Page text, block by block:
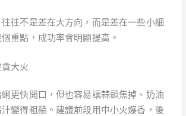
往不是差在大方向，而是差在一些小細
重點，成功率會明顯提高。
大火
更快開口，但也容易讓蒜頭焦掉、奶油
變得粗糙。建議前段用中小火爆香，後